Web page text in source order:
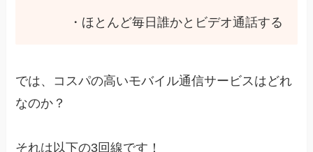
・ほとんど毎日誰かとビデオ通話する
では、コスパの高いモバイル通信サービスはどれ
なのか？
それは以下の3回線です！